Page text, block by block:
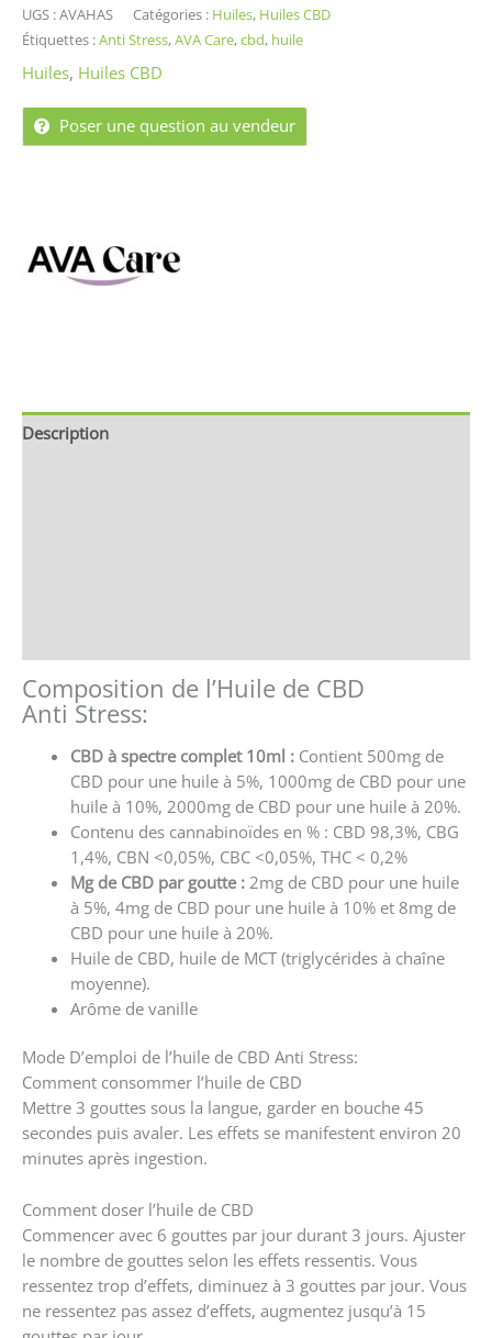
UGS :AVAHAS Catégories : Huiles, Huiles CBD
Étiquettes :Anti Stress,AVA Care,cbd, huile
Huiles, Huiles CBD
Poser une question au vendeur
Description
Composition de l’Huile de CBD
Anti Stress:
CBD à spectre complet 10ml : Contient 500mg de
CBD pour une huile à 5%, 1000mg de CBD pour une
huile à 10%, 2000mg de CBD pour une huile à 20%.
Contenu des cannabinoïdes en % : CBD 98,3%, CBG
1,4%, CBN <0,05%, CBC <0,05%, THC < 0,2%
Mg de CBD par goutte :2mg de CBD pour une huile
à 5%, 4mg de CBD pour une huile à 10% et 8mg de
CBD pour une huile à 20%.
Huile de CBD, huile de MCT (triglycérides à chaîne
moyenne).
Arôme de vanille
Mode D’emploi de l’huile de CBD Anti Stress:
Comment consommer l’huile de CBD
Mettre 3 gouttes sous la langue, garder en bouche 45
secondes puis avaler. Les effets se manifestent environ 20
minutes après ingestion.
Comment doser l’huile de CBD
Commencer avec 6 gouttes par jour durant 3 jours. Ajuster
le nombre de gouttes selon les effets ressentis. Vous
ressentez trop d’effets, diminuez à 3 gouttes par jour. Vous
ne ressentez pas assez d’effets, augmentez jusqu’à 15